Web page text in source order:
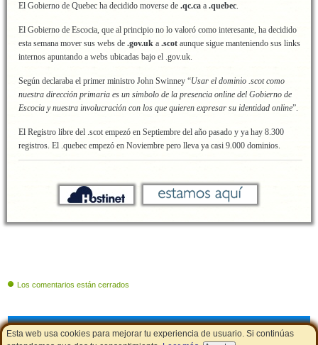
Esta web usa cookies para mejorar tu experiencia de usuario. Si continúas
El Gobierno de Quebec ha decidido moverse de .qc.ca a .quebec.
El Gobierno de Escocia, que al principio no lo valoró como interesante, ha decidido
esta semana mover sus webs de .gov.uk a .scot aunque sigue manteniendo sus links
internos apuntando a webs ubicadas bajo el .gov.uk.
Según declaraba el primer ministro John Swinney “Usar el dominio .scot como
nuestra dirección primaria es un simbolo de la presencia online del Gobierno de
Escocia y nuestra involucración con los que quieren expresar su identidad online”.
El Registro libre del .scot empezó en Septiembre del año pasado y ya hay 8.300
registros. El .quebec empezó en Noviembre pero lleva ya casi 9.000 dominios.
Los comentarios están cerrados
Cupones de descuento Aviso Legal - Política de Cookies |LSSI